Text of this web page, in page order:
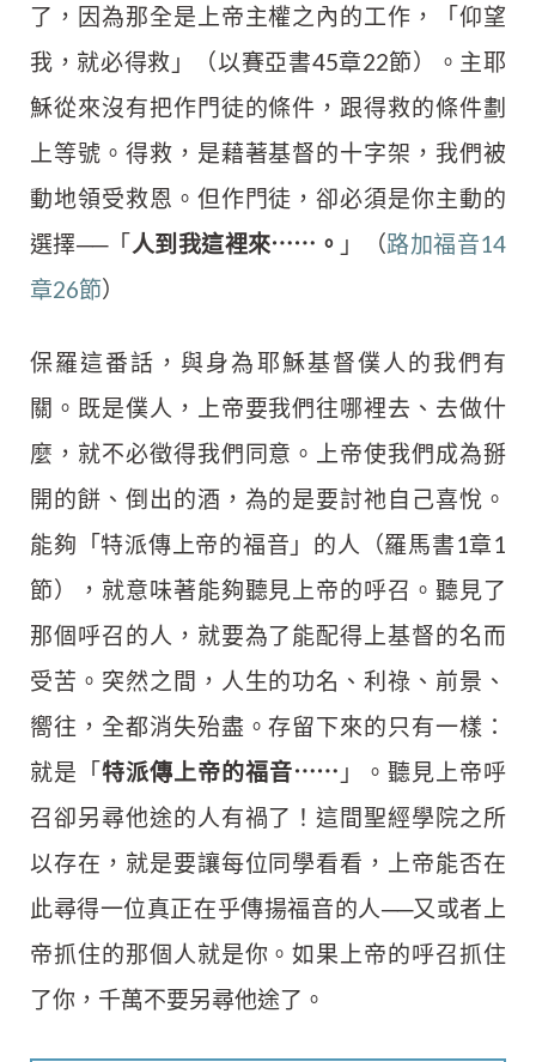
了，因為那全是上帝主權之內的工作，「仰望
我，就必得救」（以賽亞書45章22節）。主耶
穌從來沒有把作門徒的條件，跟得救的條件劃
上等號。得救，是藉著基督的十字架，我們被
動地領受救恩。但作門徒，卻必須是你主動的
選擇──「人到我這裡來⋯⋯。 」（路加福音14
章26節）
保羅這番話，與身為耶穌基督僕人的我們有
關。既是僕人，上帝要我們往哪裡去、去做什
麼，就不必徵得我們同意。上帝使我們成為掰
開的餅、倒出的酒，為的是要討祂自己喜悅。
能夠「特派傳上帝的福音」的人（羅馬書1章1
節），就意味著能夠聽見上帝的呼召。聽見了
那個呼召的人，就要為了能配得上基督的名而
受苦。突然之間，人生的功名、利祿、前景、
嚮往，全都消失殆盡。存留下來的只有一樣：
就是「特派傳上帝的福音⋯⋯ 」。聽見上帝呼
召卻另尋他途的人有禍了！這間聖經學院之所
以存在，就是要讓每位同學看看，上帝能否在
此尋得一位真正在乎傳揚福音的人──又或者上
帝抓住的那個人就是你。如果上帝的呼召抓住
了你，千萬不要另尋他途了。